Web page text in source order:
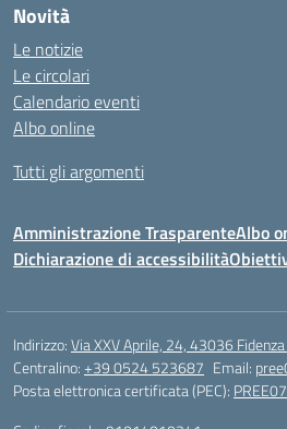
Novità
Le notizie
Le circolari
Calendario eventi
Albo online
Tutti gli argomenti
Amministrazione TrasparenteAlbo
Dichiarazione di accessibilità
Indirizzo:Via XXV Aprile, 24, 43036
Centralino:+39 0524 523687 Email:
Posta elettronica certificata (PEC):